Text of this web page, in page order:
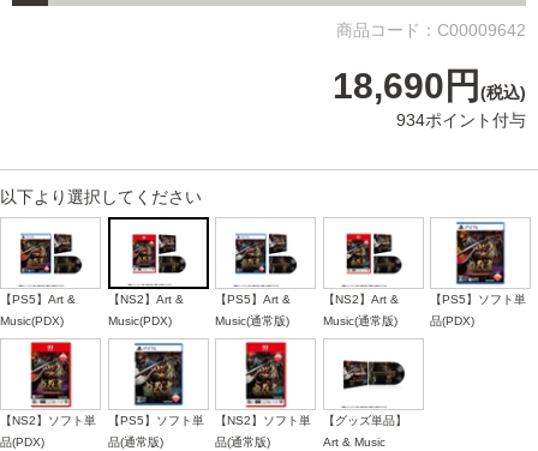
商品コード：C00009642
18,690円 (税込)
934ポイント付与
以下より選択してください
【PS5】Art &
Music(PDX)
【NS2】Art &
Music(PDX)
【PS5】Art &
Music(通常版)
【NS2】Art &
Music(通常版)
【PS5】ソフト単
品(PDX)
【NS2】ソフト単
品(PDX)
【PS5】ソフト単
品(通常版)
【NS2】ソフト単
品(通常版)
【グッズ単品】
Art & Music